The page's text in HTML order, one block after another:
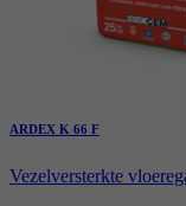
ARDEX K 66 F
Vezelversterkte